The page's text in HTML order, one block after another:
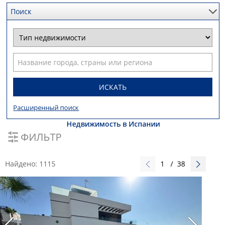
Поиск
ИСКАТЬ
Расширенный поиск
Недвижимость в Испании
ФИЛЬТР
Найдено: 1115 1 / 38